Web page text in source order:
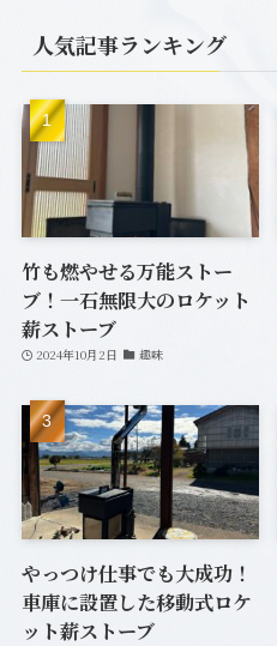
(1)
(12)
(20)
(6)
(2)
人気記事ランキング
竹も燃やせる万能ストー
ブ！一石無限大のロケット
薪ストーブ
2024年10月2日 趣味
やっつけ仕事でも大成功！
車庫に設置した移動式ロケ
ット薪ストーブ